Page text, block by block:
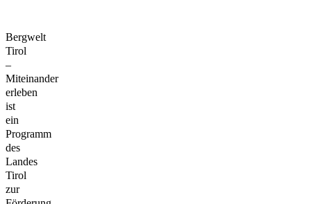
Bergwelt
Tirol
–
Miteinander
erleben
ist
ein
Programm
des
Landes
Tirol
zur